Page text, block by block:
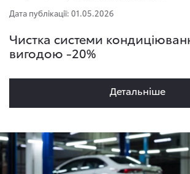
Дата публікації: 01.05.2026
Чистка системи
вигодою -20%
Детальнiше